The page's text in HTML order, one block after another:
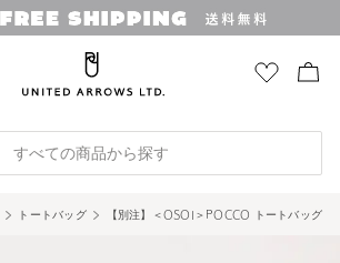
すべての商品から探す
トートバッグ 【別注】＜OSOI＞POCCO トートバッグ